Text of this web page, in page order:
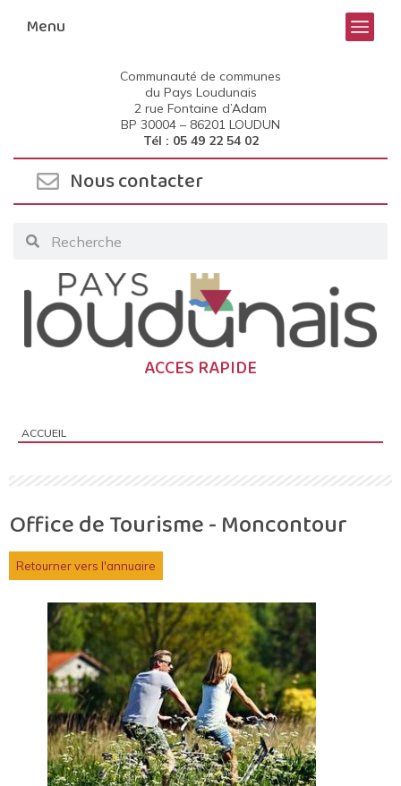
Menu
Communauté de communes
du Pays Loudunais
2 rue Fontaine d’Adam
BP 30004 – 86201 LOUDUN
Tél : 05 49 22 54 02
Nous contacter
ACCES RAPIDE
Vous êtes ici :
ACCUEIL
Office de Tourisme - Moncontour
Retourner vers l'annuaire